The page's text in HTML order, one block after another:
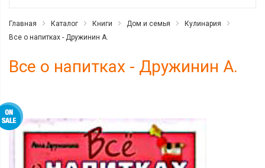
Главная Каталог Книги Дом и семья
Кулинария
Все о напитках - Дружинин А.
Все о напитках - Дружинин А.